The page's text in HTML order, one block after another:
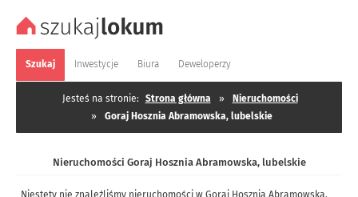
Szukaj Inwestycje Biura Deweloperzy
Jesteś na stronie: Strona główna »
Nieruchomości
»
Goraj Hosznia Abramowska, lubelskie
Nieruchomości Goraj Hosznia Abramowska, lubelskie
Niestety nie znaleźliśmy nieruchomości w Goraj Hosznia Abramowska.